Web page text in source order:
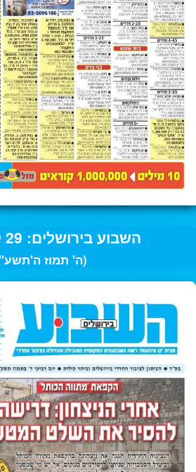
השבוע בירושלים: 29 ליוני 2017
(ה' תמוז ה'תשע"ז)